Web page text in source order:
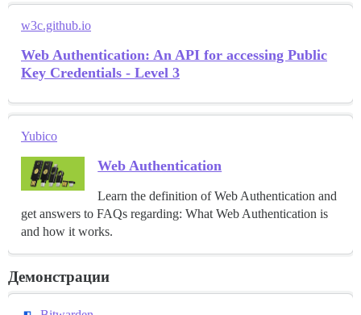
w3c.github.io
Web Authentication: An API for accessing Public
Key Credentials - Level 3
Yubico
Web Authentication
Learn the definition of Web Authentication and
get answers to FAQs regarding: What Web Authentication is
and how it works.
Демонстрации